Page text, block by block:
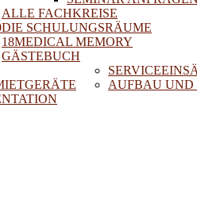
ALLE FACHKREISE
DIE SCHULUNGSRÄUME
18MEDICAL MEMORY
GÄSTEBUCH
AUFBAU